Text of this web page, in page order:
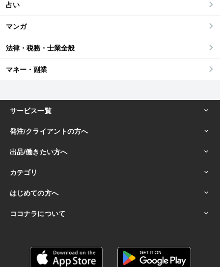
占い
マンガ
法律・税務・士業全般
マネー・副業